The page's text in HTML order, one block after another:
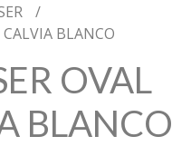
CALVIA BLANCO
OVAL
BLANCO